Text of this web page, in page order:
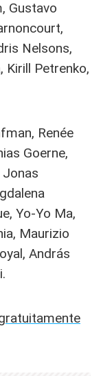
Gustavo
Nelsons,
Kirill Petrenko,
Renée
Goerne,
Jonas
Yo-Yo Ma,
Maurizio
András